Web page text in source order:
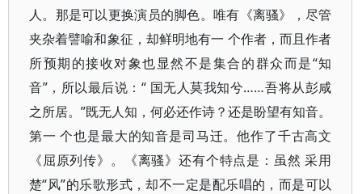
人。那是可以更换演员的脚色。唯有《离骚》，尽管
夹杂着譬喻和象征，却鲜明地有一 个作者，而且作者
所预期的接收对象也显然不是集合的群众而是“知
音”，所以最后说：“ 国无人莫我知兮……吾将从彭咸
之所居。”既无人知，何必还作诗？还是盼望有知音。
第一 个也是最大的知音是司马迁。他作了千古高文
《屈原列传》。《离骚》还有个特点是：虽然 采用
楚“风”的乐歌形式，却不一定是配乐唱的，而是可以